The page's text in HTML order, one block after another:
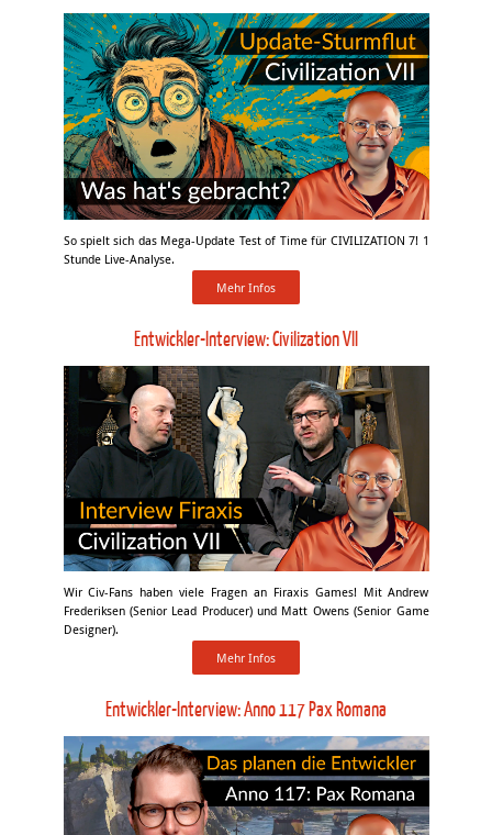
So spielt sich das Mega-Update Test of Time für CIVILIZATION 7! 1
Stunde Live-Analyse.
Mehr Infos
Entwickler-Interview: Civilization VII
Wir Civ-Fans haben viele Fragen an Firaxis Games! Mit Andrew
Frederiksen (Senior Lead Producer) und Matt Owens (Senior Game
Designer).
Mehr Infos
Entwickler-Interview: Anno 117 Pax Romana